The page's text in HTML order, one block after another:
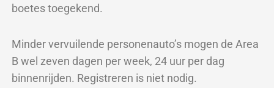
boetes toegekend.
Minder vervuilende personenauto’s mogen de Area
B wel zeven dagen per week, 24 uur per dag
binnenrijden. Registreren is niet nodig.